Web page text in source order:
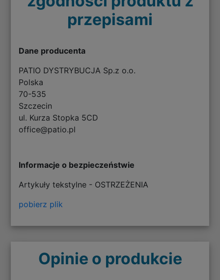
przepisami
Dane producenta
PATIO DYSTRYBUCJA Sp.z o.o.
Polska
70-535
Szczecin
ul. Kurza Stopka 5CD
office@patio.pl
Informacje o bezpieczeństwie
Artykuły tekstylne - OSTRZEŻENIA
pobierz plik
Opinie o produkcie